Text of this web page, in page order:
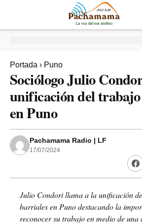
Portada › Puno
Sociólogo Julio
unificación del
en Puno
Pachamama Radio | LF
17/07/2024
Julio Condori llama a la unificación
barriales en Puno destacando la
reconocer su trabajo en medio de